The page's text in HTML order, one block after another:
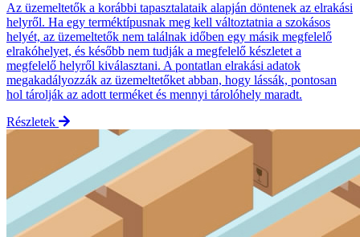
Az üzemeltetők a korábbi tapasztalataik alapján döntenek az elrakási
helyről. Ha egy terméktípusnak meg kell változtatnia a szokásos
helyét, az üzemeltetők nem találnak időben egy másik megfelelő
elrakóhelyet, és később nem tudják a megfelelő készletet a
megfelelő helyről kiválasztani. A pontatlan elrakási adatok
megakadályozzák az üzemeltetőket abban, hogy lássák, pontosan
hol tárolják az adott terméket és mennyi tárolóhely maradt.
Részletek